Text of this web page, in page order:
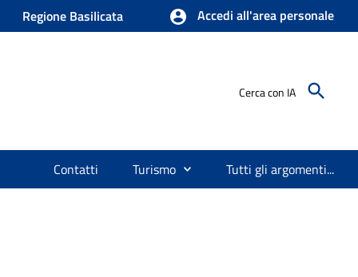
Regione Basilicata Accedi all'area personale
Cerca con IA
Contatti Turismo Tutti gli argomenti...